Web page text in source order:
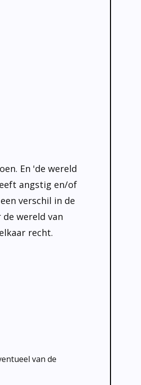
En 'de wereld
angstig en/of
verschil in de
wereld van
recht.
van de